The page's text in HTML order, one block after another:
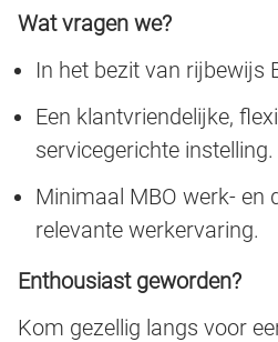
Wat vragen we?
In het bezit van rijbewijs
Een klantvriendelijke,
servicegerichte instelling.
Minimaal MBO werk- en
relevante werkervaring.
Enthousiast geworden?
Kom gezellig langs voor